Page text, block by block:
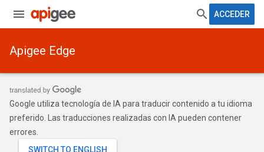
ACCEDER
Apigee Edge
Google utiliza tecnología de IA para traducir contenido a tu idioma
preferido. Las traducciones realizadas con IA pueden contener
errores.